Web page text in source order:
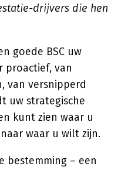
drijvers die hen
goede BSC uw
proactief, van
van versnipperd
uw strategische
kunt zien waar u
waar u wilt zijn.
bestemming – een